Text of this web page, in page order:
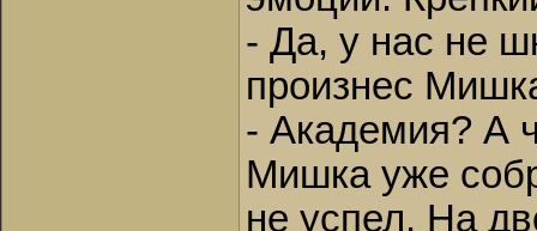
- Да, у нас не
произнес
- Академия? А
Мишка уже
не успел. На